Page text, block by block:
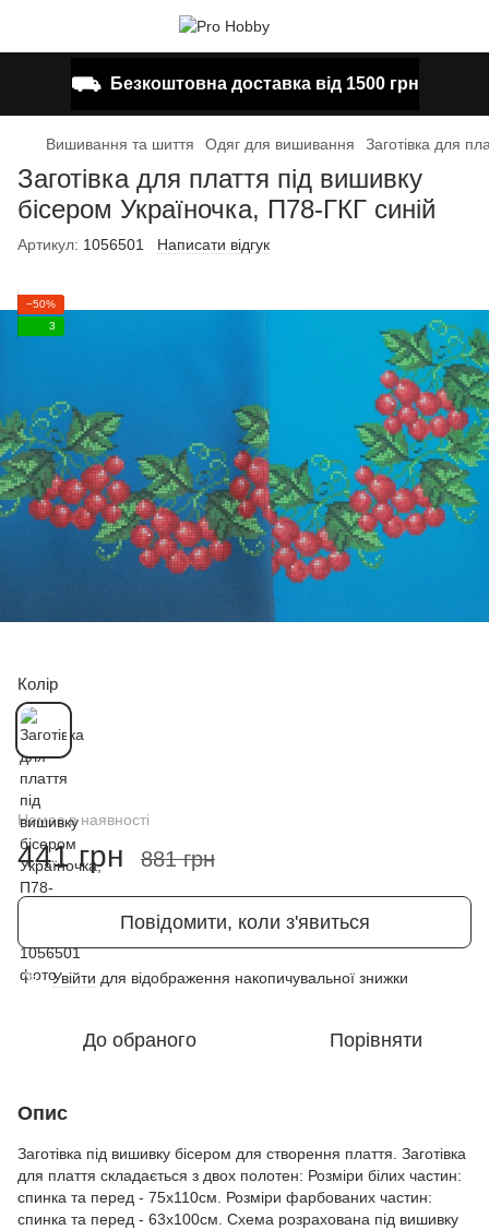
⛟ Безкоштовна доставка від 1500 грн
Вишивання та шиття Одяг для вишивання Заготівка для
Заготівка для плаття під вишивку
бісером Україночка, П78-ГКГ синій
Артикул: 1056501 Написати відгук
−50%
3
Колір
Немає в наявності
441 грн 881 грн
Повідомити, коли з'явиться
% Увійти для відображення накопичувальної знижки
До обраного Порівняти
Опис
Заготівка під вишивку бісером для створення плаття. Заготівка
для плаття складається з двох полотен: Розміри білих частин:
спинка та перед - 75х110см. Розміри фарбованих частин:
спинка та перед - 63х100см. Схема розрахована під вишивку